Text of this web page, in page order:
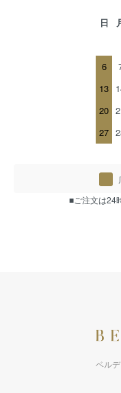
日
6
13
20
27
■ご注文は24
ベル